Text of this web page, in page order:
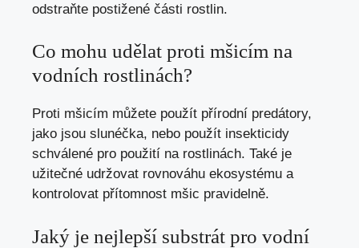
odstraňte postižené části rostlin.
Co mohu udělat proti mšicím na
vodních rostlinách?
Proti mšicím můžete použít přírodní predátory,
jako jsou slunéčka, nebo použít insekticidy
schválené pro použití na rostlinách. Také je
užitečné udržovat rovnováhu ekosystému a
kontrolovat přítomnost mšic pravidelně.
Jaký je nejlepší substrát pro vodní